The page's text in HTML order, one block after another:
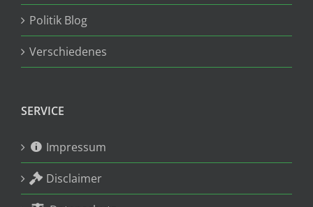
Politik Blog
Verschiedenes
SERVICE
Impressum
Disclaimer